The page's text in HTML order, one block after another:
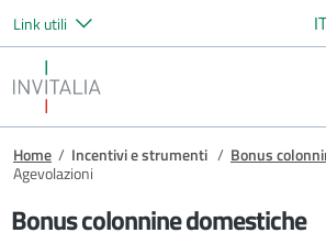
Salta al contenuto principale
Link utili
Invitalia
Briciole di pane
Home / Incentivi e strumenti / Bonus
Agevolazioni
Bonus colonnine domestiche